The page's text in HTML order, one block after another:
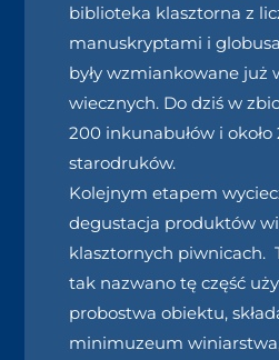
biblioteka klasztorna z
manuskryptami i
były wzmiankowane już
wiecznych. Do dziś w
200 inkunabułów i
starodruków.
Kolejnym etapem
degustacja produktów
klasztornych piwnicach.
tak nazwano tę część
probostwa obiektu,
minimuzeum